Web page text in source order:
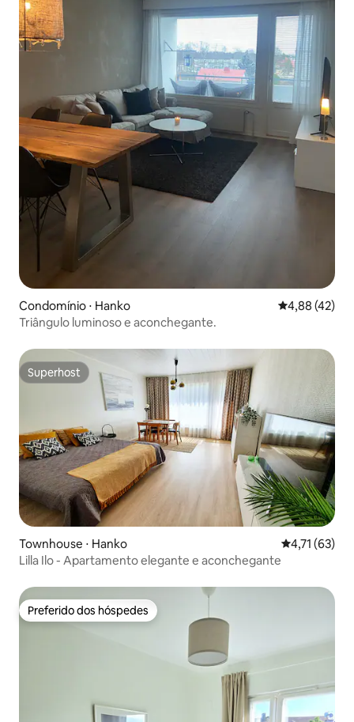
Condomínio ⋅ Hanko 4,88 de uma
4,88 (42)
Triângulo luminoso e aconchegante.
Superhost
Superhost
Townhouse ⋅ Hanko 4,71 de uma
4,71 (63)
Lilla Ilo - Apartamento elegante e aconchegante
Preferido dos hóspedes
Preferido dos hóspedes